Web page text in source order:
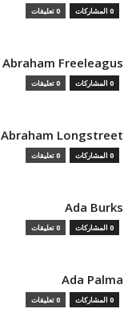
0 المشاركات 0 تعليقات
Abraham Freeleagus
0 المشاركات 0 تعليقات
Abraham Longstreet
0 المشاركات 0 تعليقات
Ada Burks
0 المشاركات 0 تعليقات
Ada Palma
0 المشاركات 0 تعليقات